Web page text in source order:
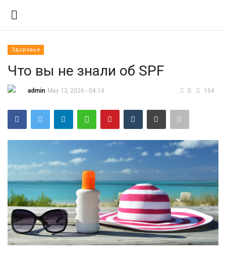
Контакты
Правила размещения
Политика
Экономика
Технологии
Спорт
Туризм
Здоровье
Что вы не знали об SPF
admin May 13, 2026 - 04:14 0 164